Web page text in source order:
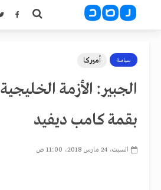
سياسة أميركا
الجبير: الأزمة
بقمة كامب ديفيد
السبت، 24 مارس 2018، 11:00 ص